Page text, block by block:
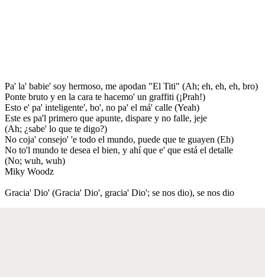
Pa' la' babie' soy hermoso, me apodan "El Titi" (Ah; eh, eh, eh, bro)
Ponte bruto y en la cara te hacemo' un graffiti (¡Prah!)
Esto e' pa' inteligente', bo', no pa' el má' calle (Yeah)
Este es pa'l primero que apunte, dispare y no falle, jeje
(Ah; ¿sabe' lo que te digo?)
No coja' consejo' 'e todo el mundo, puede que te guayen (Eh)
No to'l mundo te desea el bien, y ahí que e' que está el detalle
(No; wuh, wuh)
Miky Woodz
Gracia' Dio' (Gracia' Dio', gracia' Dio'; se nos dio), se nos dio